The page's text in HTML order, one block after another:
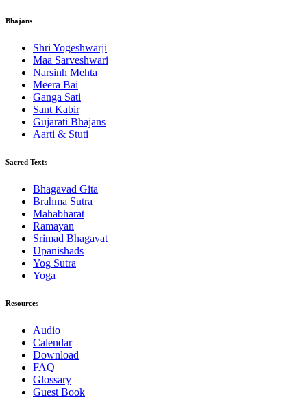
Bhajans
Shri Yogeshwarji
Maa Sarveshwari
Narsinh Mehta
Meera Bai
Ganga Sati
Sant Kabir
Gujarati Bhajans
Aarti & Stuti
Sacred Texts
Bhagavad Gita
Brahma Sutra
Mahabharat
Ramayan
Srimad Bhagavat
Upanishads
Yog Sutra
Yoga
Resources
Audio
Calendar
Download
FAQ
Glossary
Guest Book